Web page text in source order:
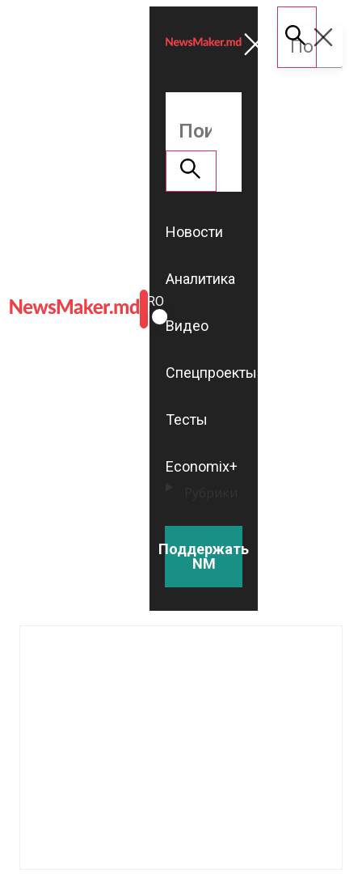
ROMÂNĂ
RU
Новости
Аналитика
Видео
Спецпроекты
Тесты
Economix+
Поддержать
NM